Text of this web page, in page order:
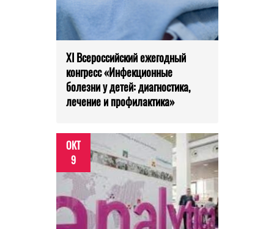
XI Всероссийский ежегодный
конгресс «Инфекционные
болезни у детей: диагностика,
лечение и профилактика»
ОКТ
9